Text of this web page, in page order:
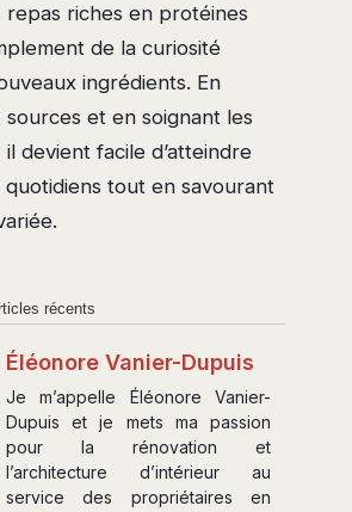
riches en protéines
de la curiosité
ingrédients. En
et en soignant les
il devient facile d’atteindre
quotidiens tout en savourant
récents
Éléonore Vanier-Dupuis
Je m’appelle Éléonore Vanier-
Dupuis et je mets ma passion
pour la rénovation et
l’architecture d’intérieur au
service des propriétaires en